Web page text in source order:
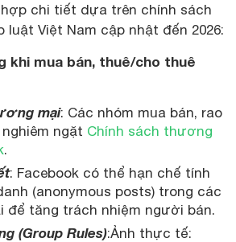
chi tiết dựa trên chính sách
luật Việt Nam cập nhật đến 2026:
khi mua bán, thuê/cho thuê
mại: Các nhóm mua bán, rao
ngặt Chính sách thương
.
: Facebook có thể hạn chế tính
(anonymous posts) trong các
để tăng trách nhiệm người bán.
(Group Rules):Ảnh thực tế: